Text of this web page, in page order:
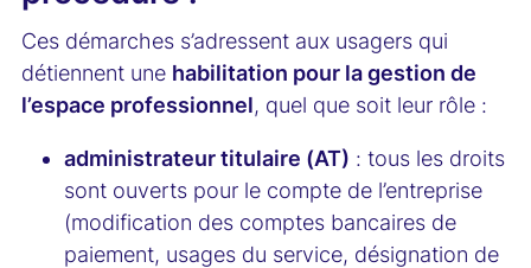
Ces démarches s’adressent aux usagers qui
détiennent une habilitation pour la gestion de
l’espace professionnel, quel que soit leur rôle :
administrateur titulaire (AT) : tous les droits
sont ouverts pour le compte de l’entreprise
(modification des comptes bancaires de
paiement, usages du service, désignation de